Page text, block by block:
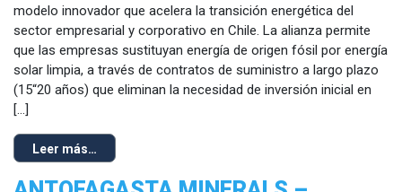
modelo innovador que acelera la transición energética del
sector empresarial y corporativo en Chile. La alianza permite
que las empresas sustituyan energía de origen fósil por energía
solar limpia, a través de contratos de suministro a largo plazo
(15“20 años) que eliminan la necesidad de inversión inicial en
[…]
Leer más…